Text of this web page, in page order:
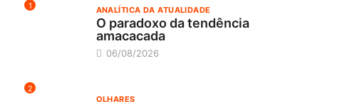
1 ANALÍTICA DA ATUALIDADE
O paradoxo da tendência
amacacada
06/08/2026
2
OLHARES